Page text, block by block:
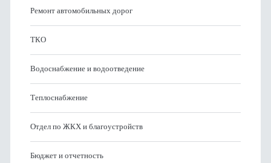
Ремонт автомобильных дорог
ТКО
Водоснабжение и водоотведение
Теплоснабжение
Отдел по ЖКХ и благоустройств
Бюджет и отчетность